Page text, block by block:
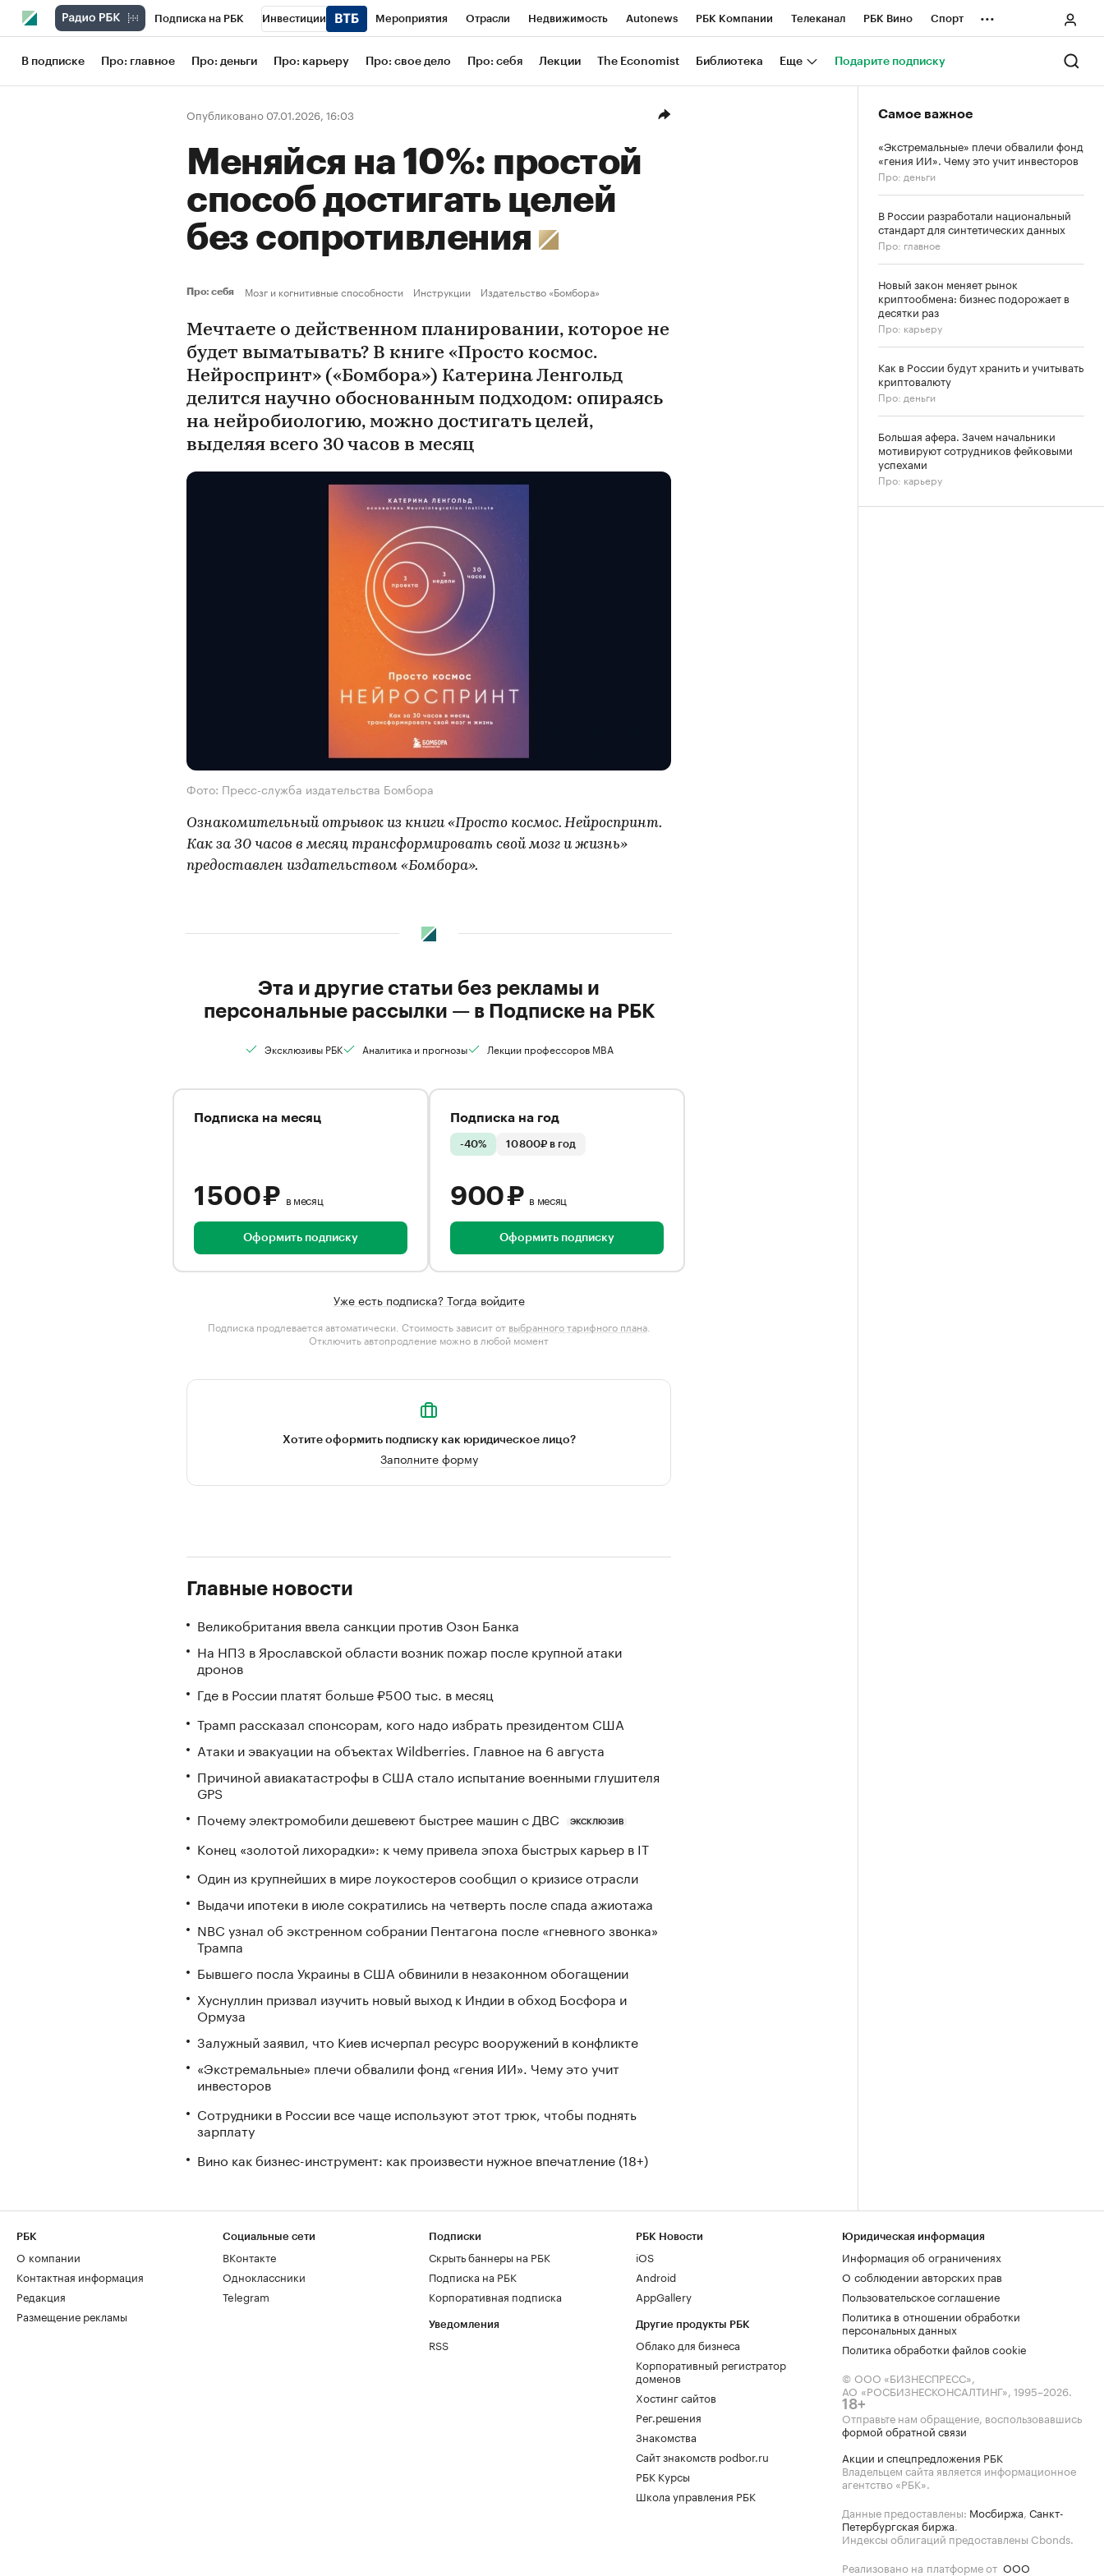
Подписка на РБК Инвестиции Мероприятия Отрасли Недвижимость Autonews РБК Компании Телеканал РБК Вино Спорт
Школа управления РБК РБК Образование РБК Life Тренды Визионеры Национальные проекты Город
Рынок наличной валюты
...
В подписке Про: главное Про: деньги Про: карьеру Про: свое дело Про: себя Лекции The Economist Библиотека Еще Подарите подписку
Опубликовано 07.01.2026, 16:03
Меняйся на 10%: простой
способ достигать целей
без сопротивления
Про: себя Мозг и когнитивные способности Инструкции Издательство «Бомбора»
Мечтаете о действенном планировании, которое не
будет выматывать? В книге «Просто космос.
Нейроспринт» («Бомбора») Катерина Ленгольд
делится научно обоснованным подходом: опираясь
на нейробиологию, можно достигать целей,
выделяя всего 30 часов в месяц
Фото: Пресс-служба издательства Бомбора
Ознакомительный отрывок из книги «Просто космос. Нейроспринт.
Как за 30 часов в месяц трансформировать свой мозг и жизнь»
предоставлен издательством «Бомбора».
Эта и другие статьи без рекламы и
персональные рассылки — в Подписке на РБК
Эксклюзивы РБК Аналитика и прогнозы Лекции профессоров MBA
Подписка на месяц
1 500 ₽ в месяц
Оформить подписку
Подписка на год
-40% 10 800₽ в год
900 ₽ в месяц
Оформить подписку
Уже есть подписка? Тогда войдите
Подписка продлевается автоматически. Стоимость зависит от выбранного тарифного плана.
Отключить автопродление можно в любой момент
Хотите оформить подписку как юридическое лицо?
Заполните форму
Главные новости
Великобритания ввела санкции против Озон Банка
На НПЗ в Ярославской области возник пожар после крупной атаки
дронов
Где в России платят больше ₽500 тыс. в месяц
Трамп рассказал спонсорам, кого надо избрать президентом США
Атаки и эвакуации на объектах Wildberries. Главное на 6 августа
Причиной авиакатастрофы в США стало испытание военными глушителя
GPS
Почему электромобили дешевеют быстрее машин с ДВС
ЭКСКЛЮЗИВ
Конец «золотой лихорадки»: к чему привела эпоха быстрых карьер в IT
Один из крупнейших в мире лоукостеров сообщил о кризисе отрасли
Выдачи ипотеки в июле сократились на четверть после спада ажиотажа
NBC узнал об экстренном собрании Пентагона после «гневного звонка»
Трампа
Бывшего посла Украины в США обвинили в незаконном обогащении
Хуснуллин призвал изучить новый выход к Индии в обход Босфора и
Ормуза
Залужный заявил, что Киев исчерпал ресурс вооружений в конфликте
«Экстремальные» плечи обвалили фонд «гения ИИ». Чему это учит
инвесторов
Сотрудники в России все чаще используют этот трюк, чтобы поднять
зарплату
Вино как бизнес-инструмент: как произвести нужное впечатление (18+)
Самое важное
«Экстремальные» плечи обвалили фонд
«гения ИИ». Чему это учит инвесторов
Про: деньги
В России разработали национальный
стандарт для синтетических данных
Про: главное
Новый закон меняет рынок
криптообмена: бизнес подорожает в
десятки раз
Про: карьеру
Как в России будут хранить и учитывать
криптовалюту
Про: деньги
Большая афера. Зачем начальники
мотивируют сотрудников фейковыми
успехами
Про: карьеру
РБК
О компании
Контактная информация
Редакция
Размещение рекламы
Социальные сети
ВКонтакте
Одноклассники
Telegram
Подписки
Скрыть баннеры на РБК
Подписка на РБК
Корпоративная подписка
Уведомления
RSS
РБК Новости
iOS
Android
AppGallery
Другие продукты РБК
Облако для бизнеса
Корпоративный регистратор
доменов
Хостинг сайтов
Рег.решения
Знакомства
Сайт знакомств podbor.ru
РБК Курсы
Школа управления РБК
Юридическая информация
Информация об ограничениях
О соблюдении авторских прав
Пользовательское соглашение
Политика в отношении обработки
персональных данных
Политика обработки файлов cookie
© ООО «БИЗНЕСПРЕСС»,
АО «РОСБИЗНЕСКОНСАЛТИНГ», 1995–2026.
18+
Отправьте нам обращение, воспользовавшись
формой обратной связи
Акции и спецпредложения РБК
Владельцем сайта является информационное
агентство «РБК».
Данные предоставлены: Мосбиржа, Санкт-
Петербургская биржа.
Индексы облигаций предоставлены Cbonds.
Реализовано на платформе от ООО